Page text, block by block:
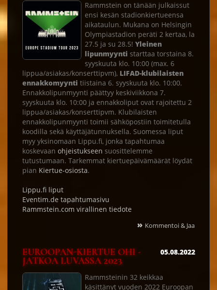
Rammstein on tänään julkaissut
ensi kesän stadionkiertueensa
aikataulun. Mukana on Helsingin
Olympiastadion peräti 2 kertaa, la
27.5 ja su 28.5! Yleinen
lipunmyynti starttaa torstaina 8.
syyskuuta klo. 10:00 (max. 6
lippua/asiakas/konserttipvm), LIFAD-klubilaisten
ennakkomyynti tiistaina 6. syyskuuta klo. 10:00.
Ennakkolipunmyynti päättyy keskiviikkona 7.
syyskuuta klo. 10:00 ja ennakkoliput ovat rajoitettu 2
lippua/asiakas/konserttipvm. Klubilaisten
ennakkolipunmyynti toimii sähköpostiin toimitetulla
koodilla sekä käyttäjätunnuksella. Suomessa liput
myy yksinomaan Lippu.fi, jonka tapahtumaa
koskevaan ohjeistukseen suosittelemme
tutustumaan. Tarkemmat kiertuepäivämäärät löydät
pian Kiertue-osiosta.
Lippu.fi liput
Eventim.de tapahtumasivu
Rammstein.com virallinen tiedote
» Kommentoi & Jaa
EUROOPAN-KIERTUE OHI -
JATKOA LUVASSA 2023
05.08.2022
Rammsteinin 32 keikkaa
käsittänyt vuoden 2022 Euroopan